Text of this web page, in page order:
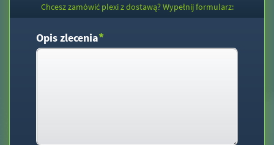
Chcesz zamówić plexi z dostawą? Wypełnij formularz:
Opis zlecenia*